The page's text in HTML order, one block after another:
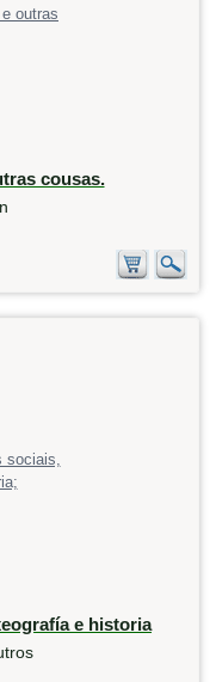
cousas.
e historia